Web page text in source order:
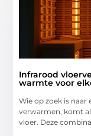
Infrarood
warmte voor
Wie op zoek is
verwarmen, komt
vloer. Deze